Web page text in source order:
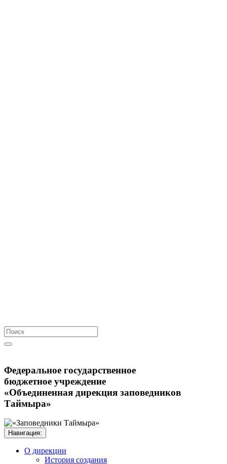
Федеральное государственное
бюджетное учреждение
«Объединенная дирекция заповедников
Таймыра»
Навигация: